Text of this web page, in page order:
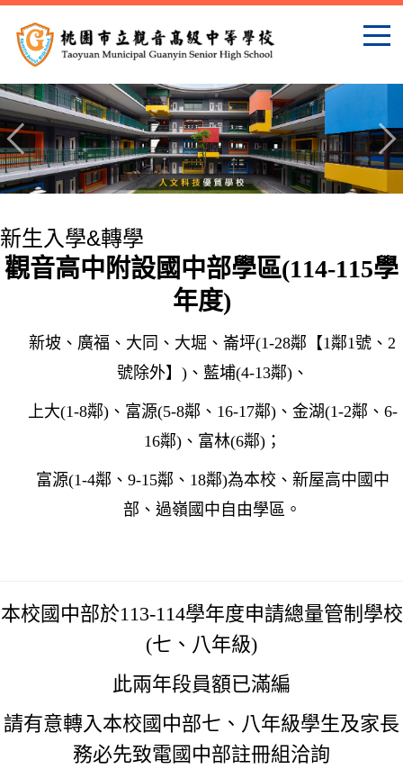
到
主
內
容
區
新生入學&轉學
觀音高中附設國中部學區(114-115學
年度)
新坡、廣福、大同、大堀 、崙坪(1-28鄰【1鄰1號、2
號除外】)、藍埔(4-13鄰)、
上大(1-8鄰)、 富源(5-8鄰、16-17鄰)、金湖(1-2鄰、6-
16鄰)、富林(6鄰)；
富源(1-4鄰、9-15鄰、18鄰)為本校、新屋高中國中
部、過嶺國中自由學區。
本校國中部於113-114學年度申請總量管制學校
(七、八年級)
此兩年段員額已滿編
請有意轉入本校國中部七、八年級學生及家長
務必先致電國中部註冊組洽詢